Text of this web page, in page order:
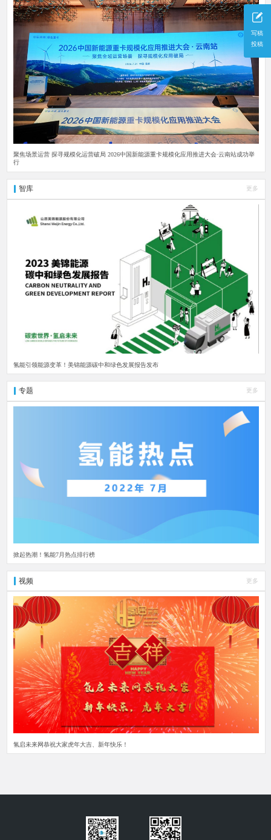
写稿
投稿
聚焦场景运营 探寻规模化运营破局 2026中国新能源重卡规模化应用推进大会·云南站成功举
行
智库 更多
氢能引领能源变革！美锦能源碳中和绿色发展报告发布
专题 更多
掀起热潮！氢能7月热点排行榜
视频 更多
氢启未来网恭祝大家虎年大吉、新年快乐！